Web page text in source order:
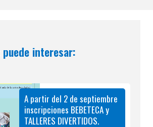
puede interesar:
A partir del 2 de septiembre
inscripciones BEBETECA y
TALLERES DIVERTIDOS.